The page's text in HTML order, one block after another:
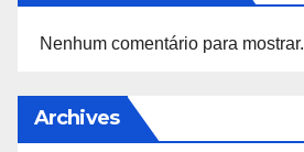
Nenhum comentário para mostrar.
Archives